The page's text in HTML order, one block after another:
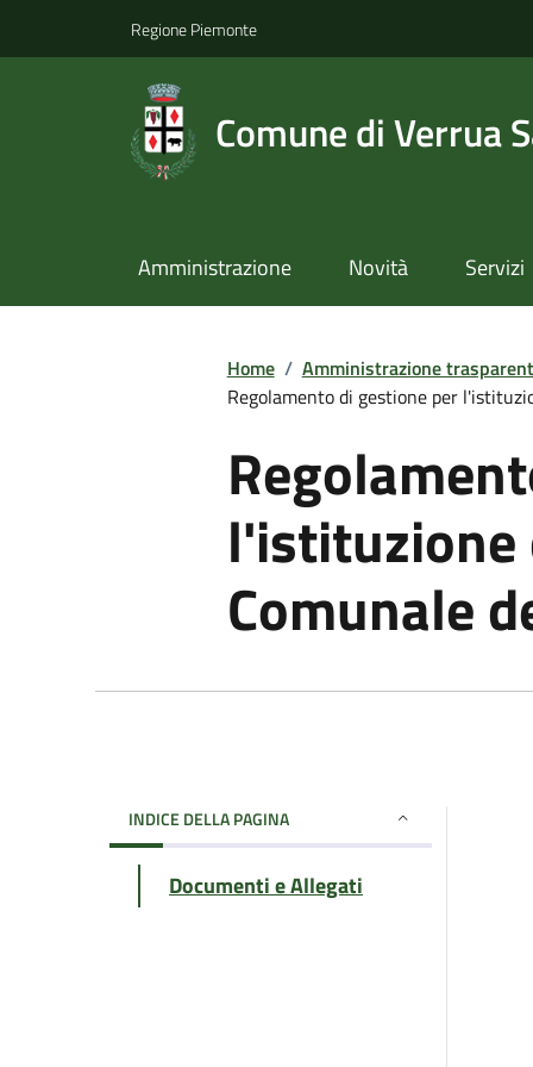
Regione Piemonte
Comune di Verrua
Amministrazione Novità Servizi
Home / Amministrazione
Regolamento di gestione per
l'istituzione
Comunale
INDICE DELLA PAGINA
Documenti e Allegati